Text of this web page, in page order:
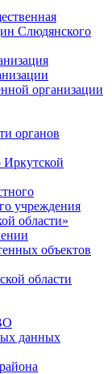
Слюдянского
организации
органов
Иркутской
учреждения
области»
объектов
области
данных